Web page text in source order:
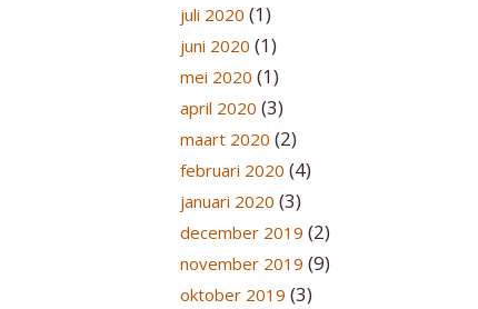
juli 2020 (1)
juni 2020 (1)
mei 2020 (1)
april 2020 (3)
maart 2020 (2)
februari 2020 (4)
januari 2020 (3)
december 2019 (2)
november 2019 (9)
oktober 2019 (3)